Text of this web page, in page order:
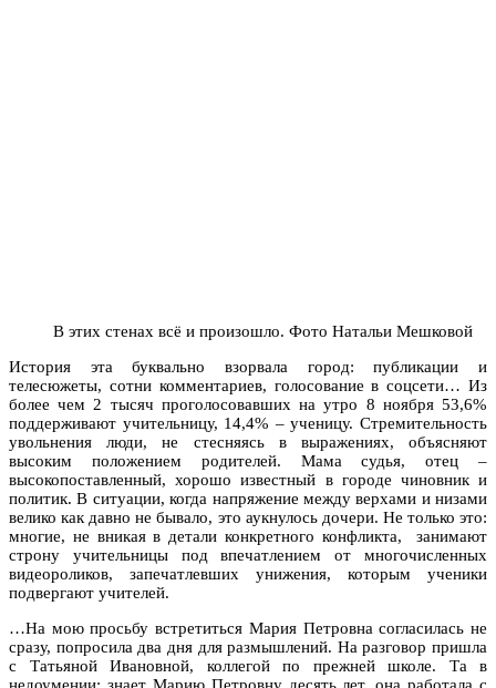
В этих стенах всё и произошло. Фото Натальи Мешковой
История эта буквально взорвала город: публикации и
телесюжеты, сотни комментариев, голосование в соцсети… Из
более чем 2 тысяч проголосовавших на утро 8 ноября 53,6%
поддерживают учительницу, 14,4% – ученицу. Стремительность
увольнения люди, не стесняясь в выражениях, объясняют
высоким положением родителей. Мама судья, отец –
высокопоставленный, хорошо известный в городе чиновник и
политик. В ситуации, когда напряжение между верхами и низами
велико как давно не бывало, это аукнулось дочери. Не только это:
многие, не вникая в детали конкретного конфликта, занимают
строну учительницы под впечатлением от многочисленных
видеороликов, запечатлевших унижения, которым ученики
подвергают учителей.
…На мою просьбу встретиться Мария Петровна согласилась не
сразу, попросила два дня для размышлений. На разговор пришла
с Татьяной Ивановной, коллегой по прежней школе. Та в